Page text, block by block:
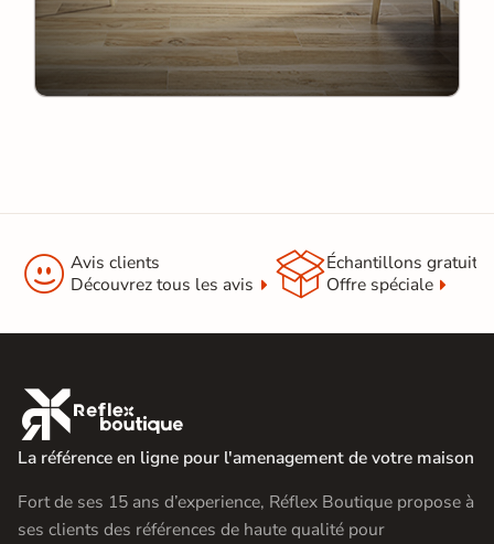
 Avis clients
Découvrez tous les avis
Échantillons gratuit
Offre spéciale

La référence en ligne pour l'amenagement de votre maison
Fort de ses 15 ans d’experience, Réflex Boutique propose à
ses clients des références de haute qualité pour